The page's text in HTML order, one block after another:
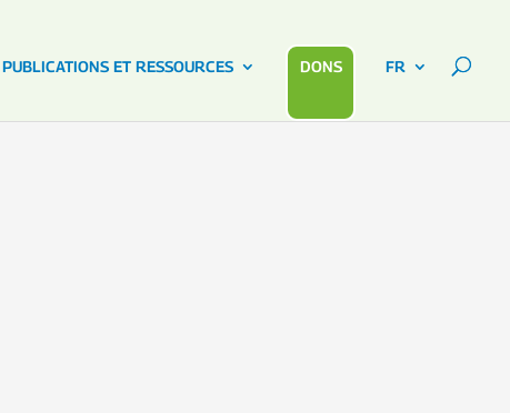
PUBLICATIONS ET RESSOURCES DONS FR